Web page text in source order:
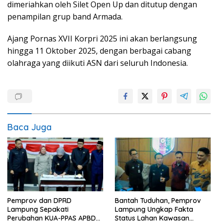
dimeriahkan oleh Silet Open Up dan ditutup dengan
penampilan grup band Armada.
Ajang Pornas XVII Korpri 2025 ini akan berlangsung
hingga 11 Oktober 2025, dengan berbagai cabang
olahraga yang diikuti ASN dari seluruh Indonesia.
Baca Juga
Pemprov dan DPRD
Lampung Sepakati
Perubahan KUA-PPAS APBD
Bantah Tuduhan, Pemprov
Lampung Ungkap Fakta
Status Lahan Kawasan